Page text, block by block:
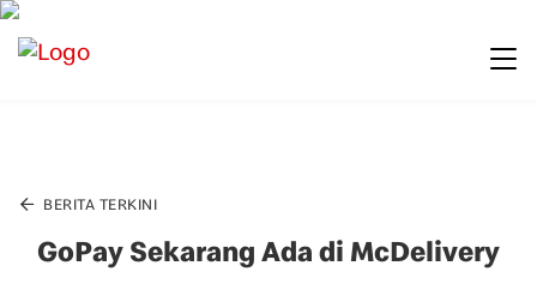
BERITA TERKINI
GoPay Sekarang Ada di McDelivery